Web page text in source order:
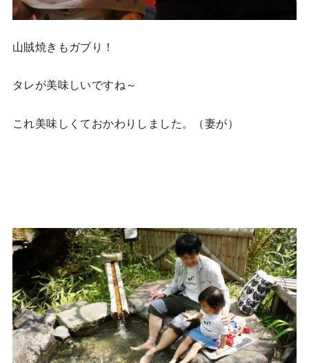
山賊焼きもガブり！
タレが美味しいですね～
これ美味しくておかわりしました。（妻が）